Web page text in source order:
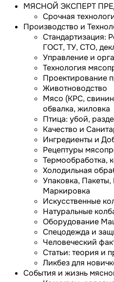
МЯСНОЙ ЭКСПЕРТ
Срочная
Производство и
Стандартизация:
ГОСТ, ТУ, СТО,
Управление и
Технология
Проектирование
Животноводство
Мясо (КРС,
обвалка, жиловка
Птица: убой,
Качество и
Ингредиенты и
Рецептуры
Термообработка,
Холодильная
Упаковка,
Маркировка
Искусственные
Натуральные
Оборудование
Спецодежда и
Человеческий
Статьи: теория и
Ликбез для
События и жизнь